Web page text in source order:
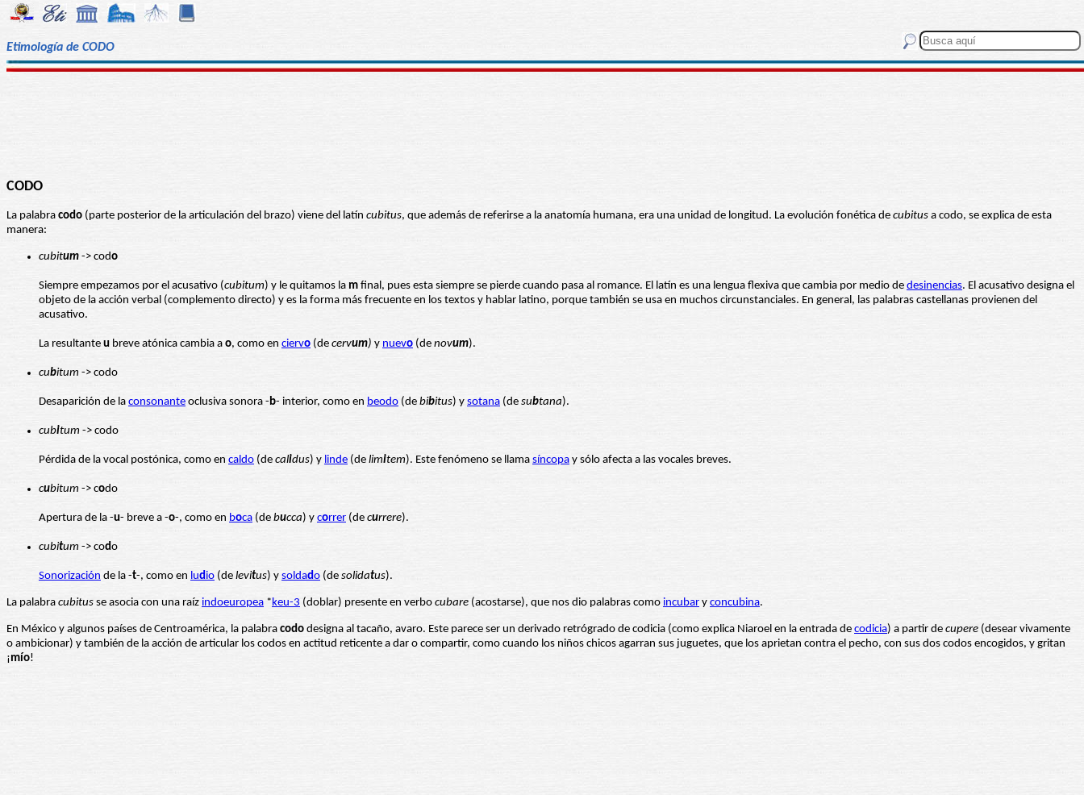
Etimología de CODO
CODO
La palabra codo (parte posterior de la articulación del brazo) viene del latín cubitus, que además de referirse a la anatomía humana, era una unidad de longitud. La evolución fonética de cubitus a codo, se explica de esta
manera:
cubitum -> codo
Siempre empezamos por el acusativo (cubitum) y le quitamos la m final, pues esta siempre se pierde cuando pasa al romance. El latín es una lengua flexiva que cambia por medio de desinencias. El acusativo designa el
objeto de la acción verbal (complemento directo) y es la forma más frecuente en los textos y hablar latino, porque también se usa en muchos circunstanciales. En general, las palabras castellanas provienen del
acusativo.
La resultante u breve atónica cambia a o, como en ciervo (de cervum) y nuevo (de novum).
cubitum -> codo
Desaparición de la consonante oclusiva sonora -b- interior, como en beodo (de bibitus) y sotana (de subtana).
cubitum -> codo
Pérdida de la vocal postónica, como en caldo (de calidus) y linde (de limitem). Este fenómeno se llama síncopa y sólo afecta a las vocales breves.
cubitum -> codo
Apertura de la -u- breve a -o-, como en boca (de bucca) y correr (de currere).
cubitum -> codo
Sonorización de la -t-, como en ludio (de levitus) y soldado (de solidatus).
La palabra cubitus se asocia con una raíz indoeuropea *keu-3 (doblar) presente en verbo cubare (acostarse), que nos dio palabras como incubar y concubina.
En México y algunos países de Centroamérica, la palabra codo designa al tacaño, avaro. Este parece ser un derivado retrógrado de codicia (como explica Niaroel en la entrada de codicia) a partir de cupere (desear vivamente
o ambicionar) y también de la acción de articular los codos en actitud reticente a dar o compartir, como cuando los niños chicos agarran sus juguetes, que los aprietan contra el pecho, con sus dos codos encogidos, y gritan
¡mío!